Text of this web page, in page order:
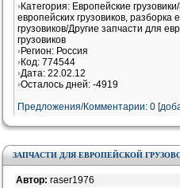
Категория: Европейские
европейских грузовиков, разборка
грузовиков/Другие запчасти для
грузовиков
Регион: Россия
Код: 774544
Дата: 22.02.12
Осталось дней: -4919
Предложения/Комментарии: 0
ЗАПЧАСТИ ДЛЯ ЕВРОПЕЙСКОЙ
Автор: raser1976